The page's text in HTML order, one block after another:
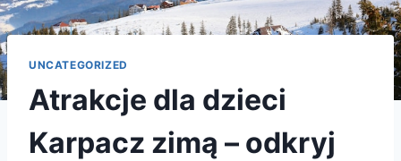
UNCATEGORIZED
Atrakcje dla dzieci
Karpacz zimą – odkryj